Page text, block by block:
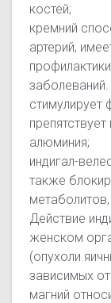
костей;
кремний
артерий,
стимулирует
алюминия;
индигал-
также
Действие
женском
(опухоли
зависимых
магний